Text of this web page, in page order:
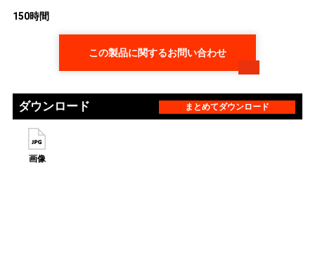
150時間
この製品に関するお問い合わせ
ダウンロード まとめてダウンロード
画像